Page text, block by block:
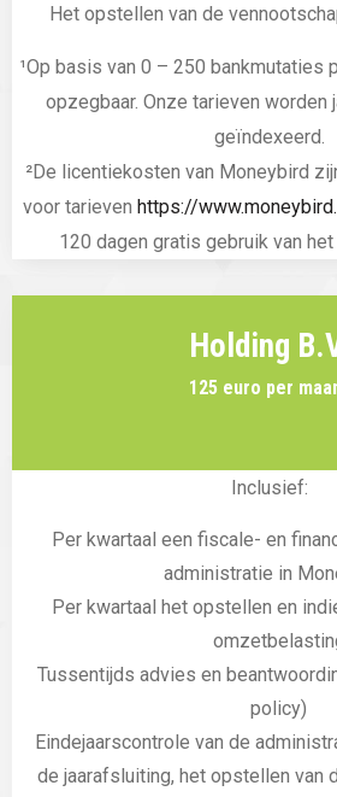
Het opstellen van de
¹Op basis van 0 – 250 bankmutaties
opzegbaar. Onze tarieven worden
geïndexeerd.
²De licentiekosten van Moneybird
voor tarieven https://
120 dagen gratis gebruik van
Holding
125 euro per
Inclusief:
Per kwartaal een fiscale- en
administratie in
Per kwartaal het opstellen en
Tussentijds advies en
policy)
Eindejaarscontrole van de
de jaarafsluiting, het opstellen van